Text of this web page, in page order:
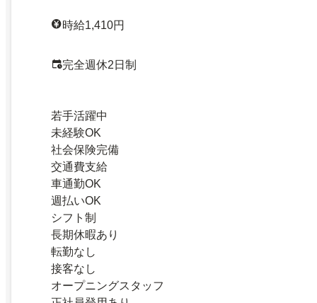
時給1,410円
完全週休2日制
若手活躍中
未経験OK
社会保険完備
交通費支給
車通勤OK
週払いOK
シフト制
長期休暇あり
転勤なし
接客なし
オープニングスタッフ